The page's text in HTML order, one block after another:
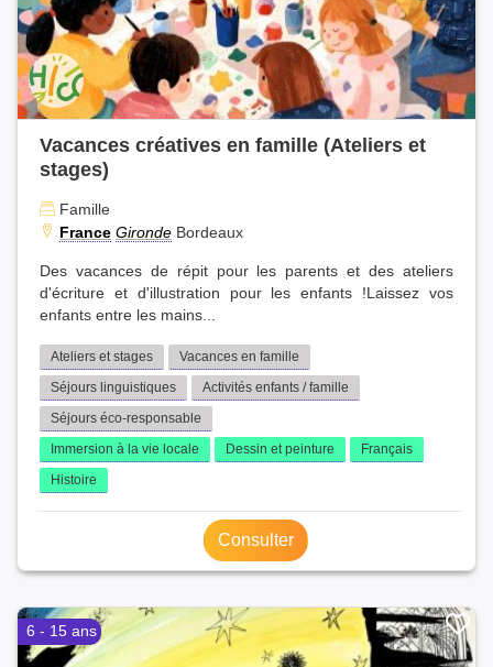
Vacances créatives en famille (Ateliers et
stages)
Famille
France Gironde Bordeaux
Des vacances de répit pour les parents et des ateliers
d'écriture et d'illustration pour les enfants !Laissez vos
enfants entre les mains...
Ateliers et stages
Vacances en famille
Séjours linguistiques
Activités enfants / famille
Séjours éco-responsable
Immersion à la vie locale
Dessin et peinture
Français
Histoire
Consulter
6 - 15 ans